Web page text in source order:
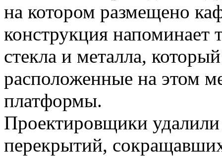
на котором размещено
конструкция
стекла и металла,
расположенные на этом
платформы.
Проектировщики
перекрытий,